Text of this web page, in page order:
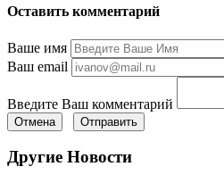
Оставить комментарий
Ваше имя
Ваш email
Введите Ваш комментарий
Отмена Отправить
Другие Новости